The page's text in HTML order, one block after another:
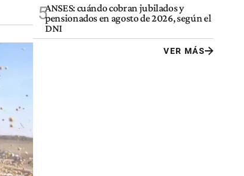
5ANSES: cuándo cobran jubilados y
pensionados en agosto de 2026, según el
DNI
VER MÁS